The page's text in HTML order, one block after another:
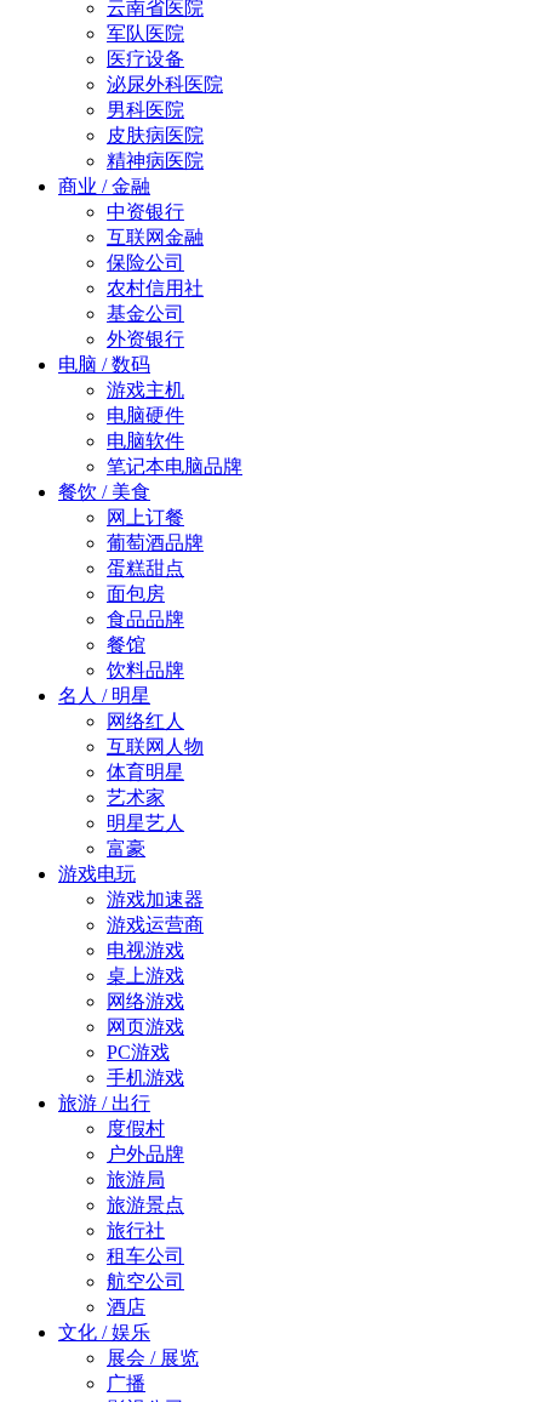
云南省医院
军队医院
医疗设备
泌尿外科医院
男科医院
皮肤病医院
精神病医院
商业 / 金融
中资银行
互联网金融
保险公司
农村信用社
基金公司
外资银行
电脑 / 数码
游戏主机
电脑硬件
电脑软件
笔记本电脑品牌
餐饮 / 美食
网上订餐
葡萄酒品牌
蛋糕甜点
面包房
食品品牌
餐馆
饮料品牌
名人 / 明星
网络红人
互联网人物
体育明星
艺术家
明星艺人
富豪
游戏电玩
游戏加速器
游戏运营商
电视游戏
桌上游戏
网络游戏
网页游戏
PC游戏
手机游戏
旅游 / 出行
度假村
户外品牌
旅游局
旅游景点
旅行社
租车公司
航空公司
酒店
文化 / 娱乐
展会 / 展览
广播